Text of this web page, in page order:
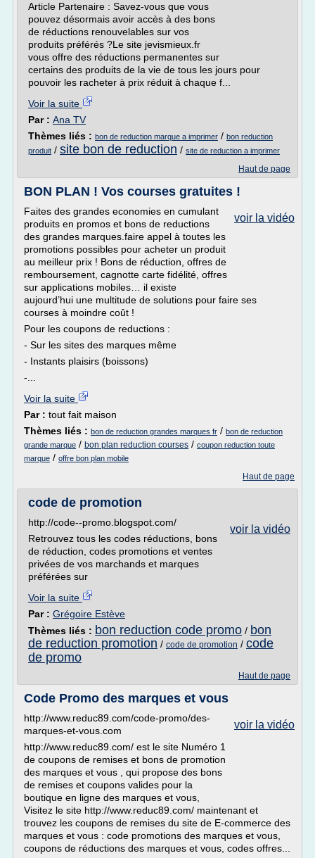
Article Partenaire : Savez-vous que vous
pouvez désormais avoir accès à des bons
de réductions renouvelables sur vos
produits préférés ?Le site jevismieux.fr
vous offre des réductions permanentes sur
certains des produits de la vie de tous les jours pour
pouvoir les racheter à prix réduit à chaque f...
Voir la suite
Par : Ana TV
Thèmes liés : bon de reduction marque a imprimer / bon reduction
produit / site bon de reduction / site de reduction a imprimer
Haut de page
BON PLAN ! Vos courses gratuites !
voir la vidéo
Faites des grandes economies en cumulant
produits en promos et bons de reductions
des grandes marques.faire appel à toutes les
promotions possibles pour acheter un produit
au meilleur prix ! Bons de réduction, offres de
remboursement, cagnotte carte fidélité, offres
sur applications mobiles… il existe
aujourd’hui une multitude de solutions pour faire ses
courses à moindre coût !
Pour les coupons de reductions :
- Sur les sites des marques même
- Instants plaisirs (boissons)
-...
Voir la suite
Par : tout fait maison
Thèmes liés : bon de reduction grandes marques fr / bon de reduction
grande marque / bon plan reduction courses / coupon reduction toute
marque / offre bon plan mobile
Haut de page
code de promotion
voir la vidéo
http://code--promo.blogspot.com/
Retrouvez tous les codes réductions, bons
de réduction, codes promotions et ventes
privées de vos marchands et marques
préférées sur
Voir la suite
Par : Grégoire Estève
Thèmes liés : bon reduction code promo / bon
de reduction promotion / code de promotion / code
de promo
Haut de page
Code Promo des marques et vous
voir la vidéo
http://www.reduc89.com/code-promo/des-
marques-et-vous.com
http://www.reduc89.com/ est le site Numéro 1
de coupons de remises et bons de promotion
des marques et vous , qui propose des bons
de remises et coupons valides pour la
boutique en ligne des marques et vous,
Visitez le site http://www.reduc89.com/ maintenant et
trouvez les coupons de remises du site de E-commerce des
marques et vous : code promotions des marques et vous,
coupons de réductions des marques et vous, codes offres...